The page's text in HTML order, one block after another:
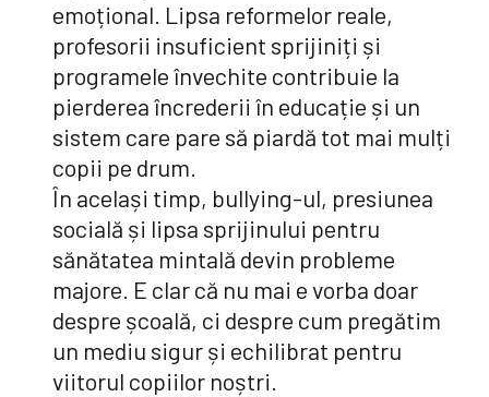
emoțional. Lipsa reformelor reale,
profesorii insuficient sprijiniți și
programele învechite contribuie la
pierderea încrederii în educație și un
sistem care pare să piardă tot mai mulți
copii pe drum.
În același timp, bullying-ul, presiunea
socială și lipsa sprijinului pentru
sănătatea mintală devin probleme
majore. E clar că nu mai e vorba doar
despre școală, ci despre cum pregătim
un mediu sigur și echilibrat pentru
viitorul copiilor noștri.